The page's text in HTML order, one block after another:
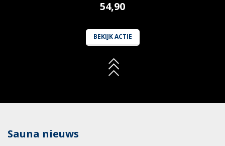
54,90
BEKIJK ACTIE
Sauna nieuws